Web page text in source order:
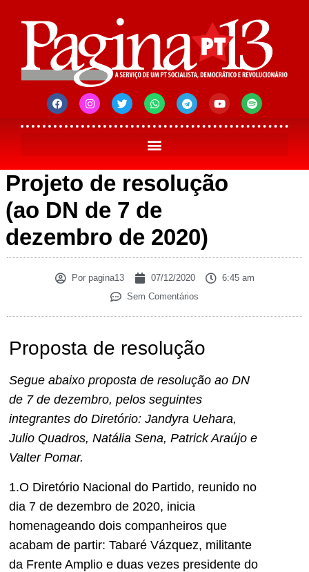
Projeto de resolução
(ao DN de 7 de
dezembro de 2020)
Porpagina13 07/12/2020
6:45 am
Sem Comentários
Proposta de resolução
Segue abaixo proposta de resolução ao DN
de 7 de dezembro, pelos seguintes
integrantes do Diretório: Jandyra Uehara,
Julio Quadros, Natália Sena, Patrick Araújo e
Valter Pomar.
1.O Diretório Nacional do Partido, reunido no
dia 7 de dezembro de 2020, inicia
homenageando dois companheiros que
acabam de partir: Tabaré Vázquez, militante
da Frente Amplio e duas vezes presidente do